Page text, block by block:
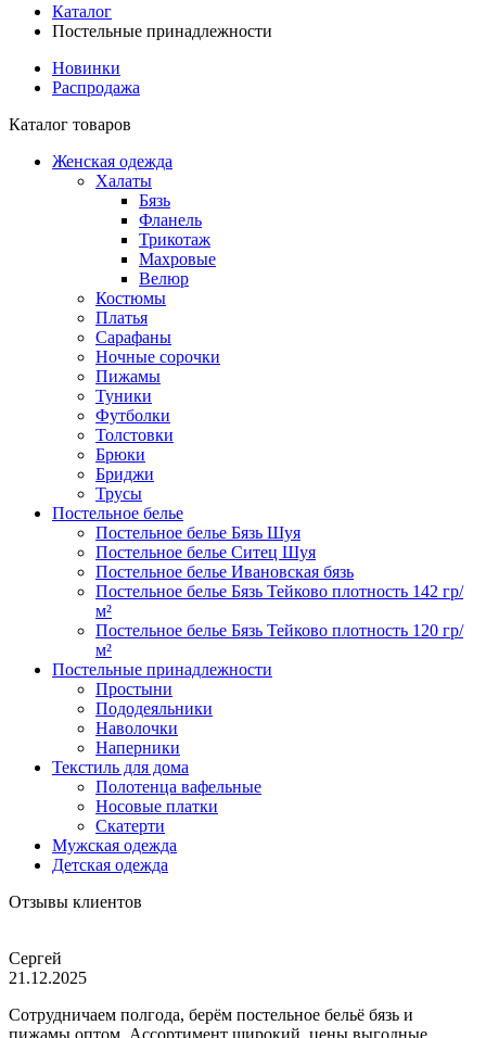
Каталог
Постельные принадлежности
Новинки
Распродажа
Каталог товаров
Женская одежда
Халаты
Бязь
Фланель
Трикотаж
Махровые
Велюр
Костюмы
Платья
Сарафаны
Ночные сорочки
Пижамы
Туники
Футболки
Толстовки
Брюки
Бриджи
Трусы
Постельное белье
Постельное белье Бязь Шуя
Постельное белье Ситец Шуя
Постельное белье Ивановская бязь
Постельное белье Бязь Тейково плотность 142 гр/
м²
Постельное белье Бязь Тейково плотность 120 гр/
м²
Постельные принадлежности
Простыни
Пододеяльники
Наволочки
Наперники
Текстиль для дома
Полотенца вафельные
Носовые платки
Скатерти
Мужская одежда
Детская одежда
Отзывы клиентов
Сергей
21.12.2025
Сотрудничаем полгода, берём постельное бельё бязь и
пижамы оптом. Ассортимент широкий, цены выгодные,